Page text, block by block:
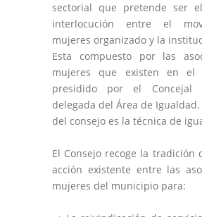
sectorial que pretende ser
interlocución entre el
mujeres organizado y la
Esta compuesto por las
mujeres que existen en el
presidido por el Concejal
delegada del Área de
del consejo es la técnica de
El Consejo recoge la tradición
acción existente entre las
mujeres del municipio para: